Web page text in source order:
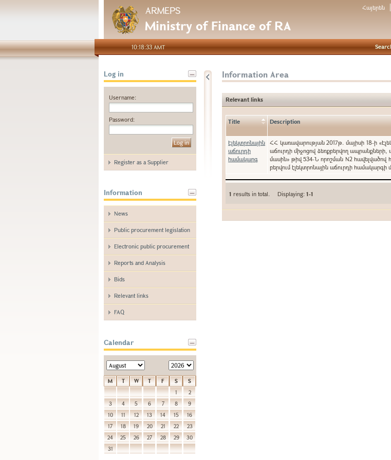
ARMEPS
Ministry of Finance of RA
Հայերեն
10:18:33 AMT
Log in
Username:
Password:
Register as a Supplier
Information
News
Public procurement legislation
Electronic public procurement
Reports and Analysis
Bids
Relevant links
FAQ
Calendar
M T W T F S
S
1
2
3
4 5 6 7 8
9
10
11 12 13 14 15
16
17
18 19 20 21 22
23
24
25 26 27 28 29
30
31
Information Area
Relevant links
Title Description
Էլեկտրոնային
աճուրդի
համակարգ
ՀՀ կառավարության 2017թ. մայիսի 18-ի
աճուրդի միջոցով ձեռքբերվող
մասին» թիվ 534-Ն որոշման N2
բերվում էլեկտրոնային աճուրդի համակարգի
1 results in total. Displaying:1-1